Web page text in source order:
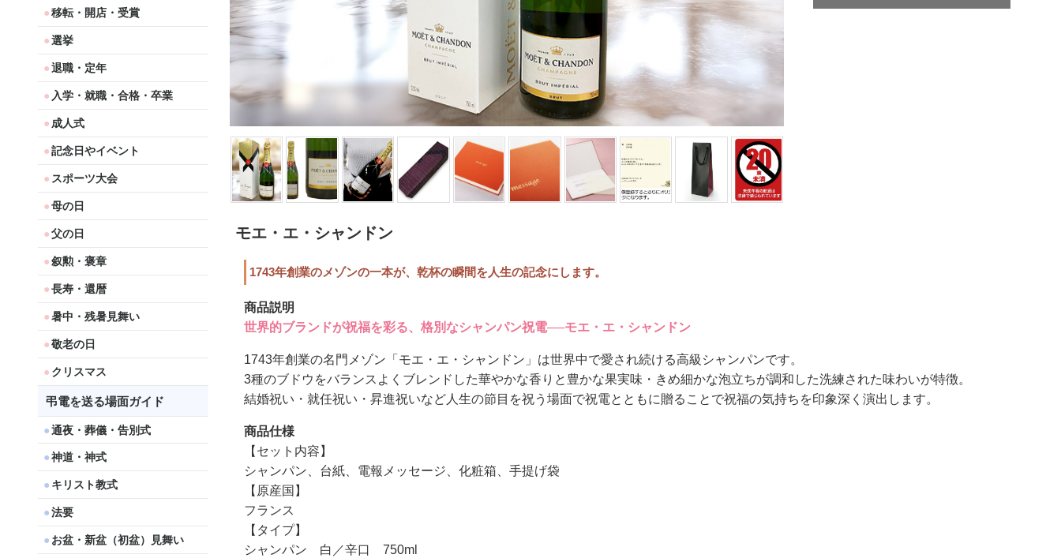
移転・開店・受賞
選挙
退職・定年
入学・就職・合格・卒業
成人式
記念日やイベント
スポーツ大会
母の日
父の日
叙勲・褒章
長寿・還暦
暑中・残暑見舞い
敬老の日
クリスマス
弔電を送る場面ガイド
通夜・葬儀・告別式
神道・神式
キリスト教式
法要
お盆・新盆（初盆）見舞い
モエ・エ・シャンドン
1743年創業のメゾンの一本が、乾杯の瞬間を人生の記念にします。
商品説明
世界的ブランドが祝福を彩る、格別なシャンパン祝電──モエ・エ・シャンドン
1743年創業の名門メゾン「モエ・エ・シャンドン」は世界中で愛され続ける高級シャンパンです。
3種のブドウをバランスよくブレンドした華やかな香りと豊かな果実味・きめ細かな泡立ちが調和した洗練された味わいが特徴。
結婚祝い・就任祝い・昇進祝いなど人生の節目を祝う場面で祝電とともに贈ることで祝福の気持ちを印象深く演出します。
商品仕様
【セット内容】
シャンパン、台紙、電報メッセージ、化粧箱、手提げ袋
【原産国】
フランス
【タイプ】
シャンパン 白／辛口 750ml